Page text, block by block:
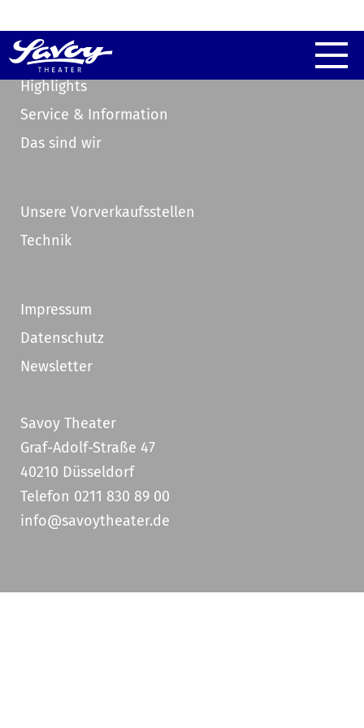
Highlights
Service & Information
Das sind wir
Unsere Vorverkaufsstellen
Technik
Impressum
Datenschutz
Newsletter
Savoy Theater
Graf-Adolf-Straße 47
40210 Düsseldorf
Telefon 0211 830 89 00
info@savoytheater.de